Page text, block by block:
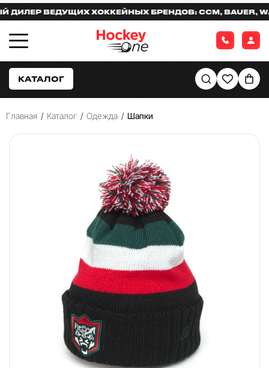
ВЕДУЩИХ ХОККЕЙНЫХ БРЕНДОВ: CCM, BAUER,
КАТАЛОГ
Главная / Каталог / Одежда / Шапки